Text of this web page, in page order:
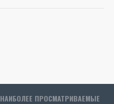
НАИБОЛЕЕ ПРОСМАТРИВАЕМЫЕ